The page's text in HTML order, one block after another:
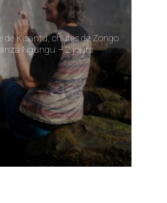
Kisantu, chutes de Zongo
Ngungu – 2 jours